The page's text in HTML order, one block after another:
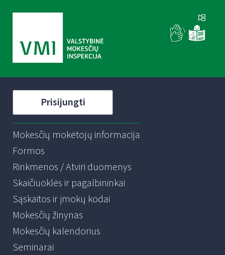
Prisijungti
Mokesčių mokėtojų informacija
Formos
Rinkmenos / Atviri duomenys
Skaičiuoklės ir pagalbininkai
Sąskaitos ir įmokų kodai
Mokesčių žinynas
Mokesčių kalendorius
Seminarai